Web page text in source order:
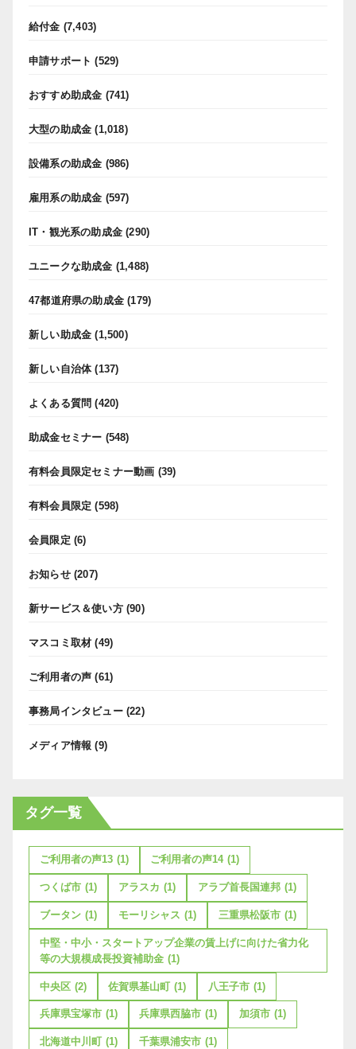
給付金 (7,403)
申請サポート (529)
おすすめ助成金 (741)
大型の助成金 (1,018)
設備系の助成金 (986)
雇用系の助成金 (597)
IT・観光系の助成金 (290)
ユニークな助成金 (1,488)
47都道府県の助成金 (179)
新しい助成金 (1,500)
新しい自治体(137)
よくある質問 (420)
助成金セミナー (548)
有料会員限定セミナー動画 (39)
有料会員限定 (598)
会員限定 (6)
お知らせ(207)
新サービス＆使い方(90)
マスコミ取材 (49)
ご利用者の声 (61)
事務局インタビュー(22)
メディア情報 (9)
タグ一覧
ご利用者の声13 (1) ご利用者の声14 (1)
つくば市 (1) アラスカ (1) アラブ首長国連邦 (1)
ブータン (1) モーリシャス (1) 三重県松阪市 (1)
中堅・中小・スタートアップ企業の賃上げに向けた省力化
等の大規模成長投資補助金 (1)
中央区 (2) 佐賀県基山町 (1) 八王子市 (1)
兵庫県宝塚市 (1) 兵庫県西脇市 (1) 加須市 (1)
北海道中川町 (1) 千葉県浦安市 (1)